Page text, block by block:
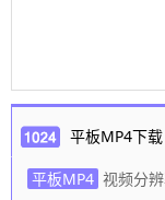
平板MP4下载
平板MP4 视频分